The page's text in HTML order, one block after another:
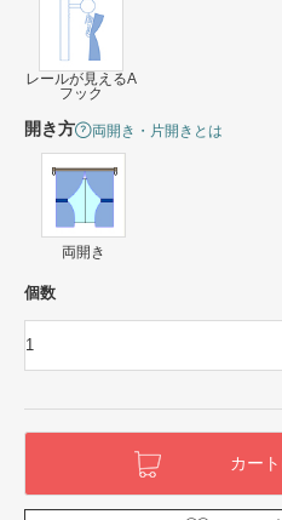
レールが見えるA
フック
開き方 両開き・片開きとは
両開き
個数